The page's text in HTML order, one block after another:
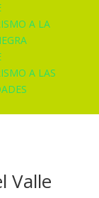
A LA
A LAS
Valle